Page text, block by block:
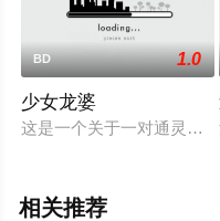
BD 1.0
少女龙婆
这是一个关于一对通灵搭
相关推荐